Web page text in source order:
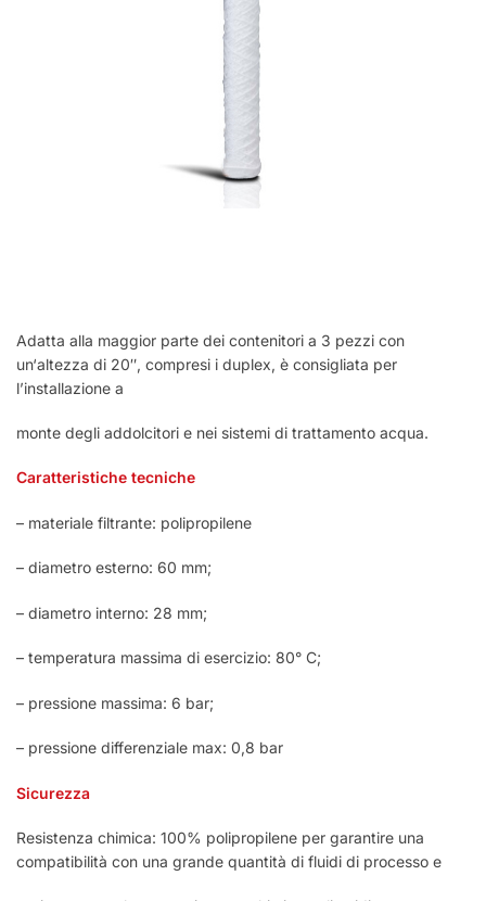
Adatta alla maggior parte dei contenitori a 3 pezzi con
un‘altezza di 20″, compresi i duplex, è consigliata per
l’installazione a
monte degli addolcitori e nei sistemi di trattamento acqua.
Caratteristiche tecniche
– materiale filtrante: polipropilene
– diametro esterno: 60 mm;
– diametro interno: 28 mm;
– temperatura massima di esercizio: 80° C;
– pressione massima: 6 bar;
– pressione differenziale max: 0,8 bar
Sicurezza
Resistenza chimica: 100% polipropilene per garantire una
compatibilità con una grande quantità di fluidi di processo e